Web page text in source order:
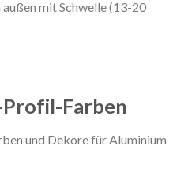
außen mit Schwelle (13-20
Farben
und Dekore für Aluminium